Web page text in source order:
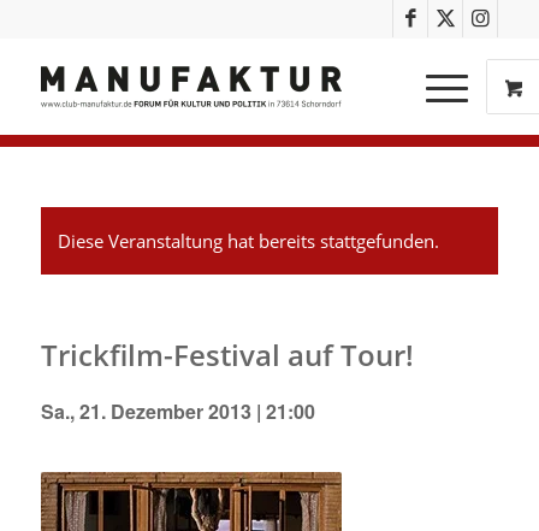
Diese Veranstaltung hat bereits stattgefunden.
Trickfilm-Festival auf Tour!
Sa., 21. Dezember 2013 | 21:00